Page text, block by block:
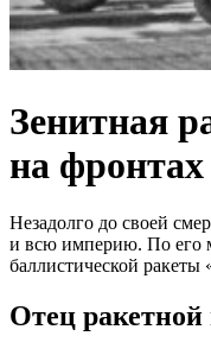
Зенитная
на фронтах
Незадолго до своей
и всю империю. По его
баллистической
Отец